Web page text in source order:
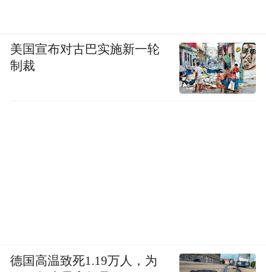
美国宣布对古巴实施新一轮
制裁
德国高温致死1.19万人，为